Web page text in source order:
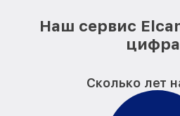
Наш сервис
Сколько лет